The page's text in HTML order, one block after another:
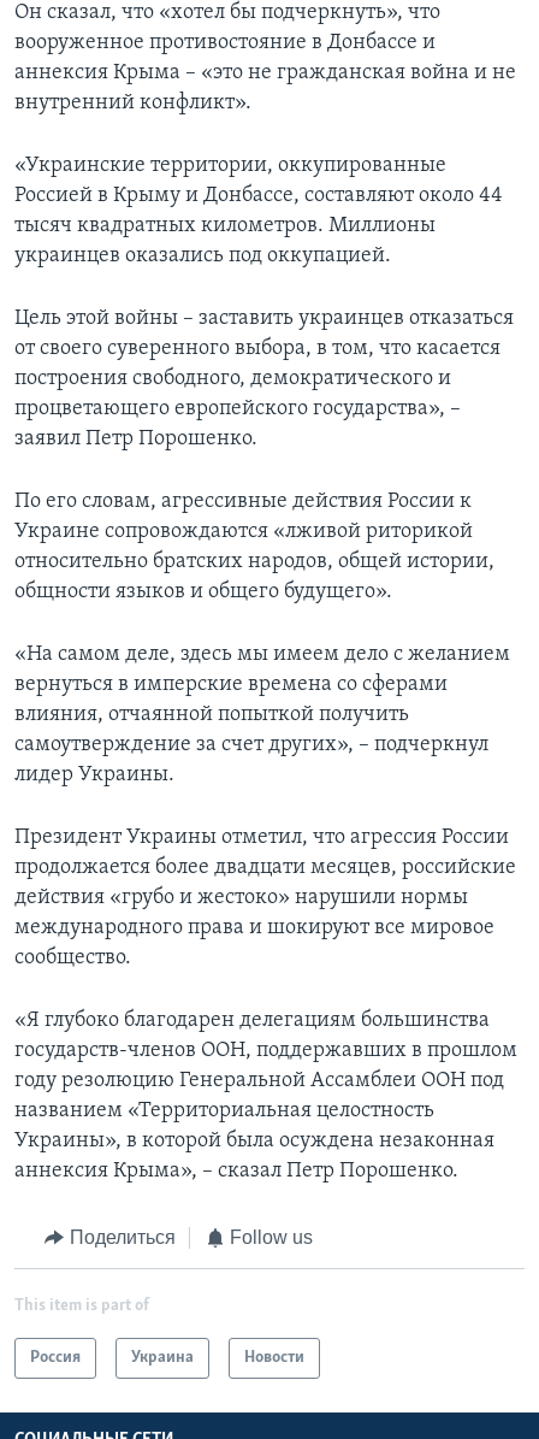
Он сказал, что «хотел бы подчеркнуть», что
вооруженное противостояние в Донбассе и
аннексия Крыма – «это не гражданская война и не
внутренний конфликт».
«Украинские территории, оккупированные
Россией в Крыму и Донбассе, составляют около 44
тысяч квадратных километров. Миллионы
украинцев оказались под оккупацией.
Цель этой войны – заставить украинцев отказаться
от своего суверенного выбора, в том, что касается
построения свободного, демократического и
процветающего европейского государства», –
заявил Петр Порошенко.
По его словам, агрессивные действия России к
Украине сопровождаются «лживой риторикой
относительно братских народов, общей истории,
общности языков и общего будущего».
«На самом деле, здесь мы имеем дело с желанием
вернуться в имперские времена со сферами
влияния, отчаянной попыткой получить
самоутверждение за счет других», – подчеркнул
лидер Украины.
Президент Украины отметил, что агрессия России
продолжается более двадцати месяцев, российские
действия «грубо и жестоко» нарушили нормы
международного права и шокируют все мировое
сообщество.
«Я глубоко благодарен делегациям большинства
государств-членов ООН, поддержавших в прошлом
году резолюцию Генеральной Ассамблеи ООН под
названием «Территориальная целостность
Украины», в которой была осуждена незаконная
аннексия Крыма», – сказал Петр Порошенко.
Поделиться Follow us
This item is part of
Россия Украина Новости